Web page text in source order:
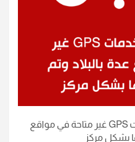
‏#عاجل.. ‏جيش الاحتلال : خدمات GPS غير متاحة في مواقع
بشكل مركز